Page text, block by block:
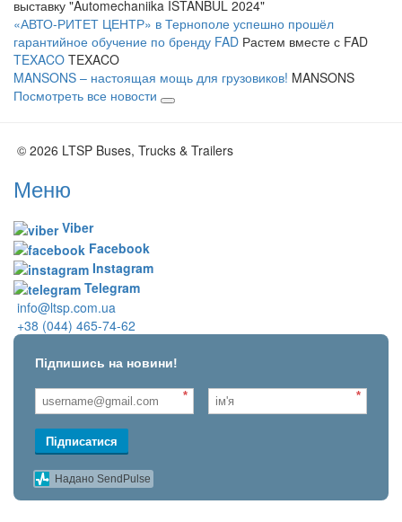
выставку "Automechaniika ISTANBUL 2024"
«АВТО-РИТЕТ ЦЕНТР» в Тернополе успешно прошёл
гарантийное обучение по бренду FAD Растем вместе с FAD
TEXACO TEXACO
MANSONS – настоящая мощь для грузовиков! MANSONS
Посмотреть все новости
© 2026 LTSP Buses, Trucks & Trailers
Меню
Viber
Facebook
Instagram
Telegram
info@ltsp.com.ua
+38 (044) 465-74-62
Підпишись на новини!
* *
Підписатися
Надано SendPulse